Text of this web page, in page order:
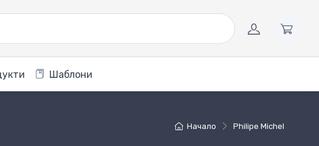
Шаблони
Начало Philipe Michel